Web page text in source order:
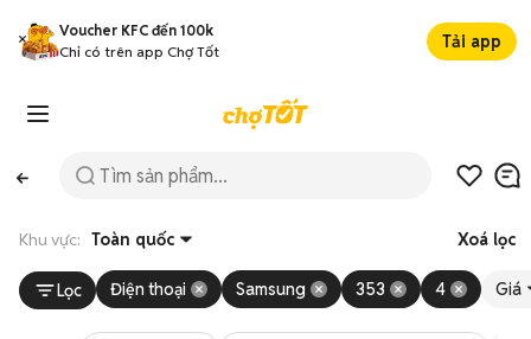
Voucher KFC đến 100k
Chỉ có trên app Chợ Tốt
Tải app
Khu vực: Toàn quốc Xoá lọc
Lọc Điện thoại Samsung 353 4 Giá